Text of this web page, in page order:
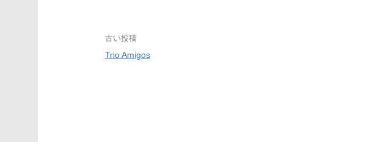
投
古い投稿
Trio Amigos